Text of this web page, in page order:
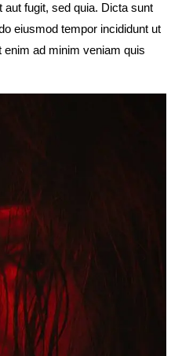
fugit, sed quia. Dicta sunt
eiusmod tempor incididunt ut
enim ad minim veniam quis